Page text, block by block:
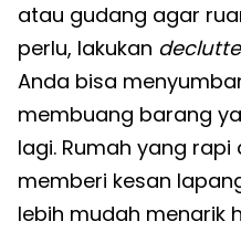
atau gudang agar
perlu, lakukan
Anda bisa
membuang barang
lagi. Rumah yang rapi
memberi kesan
lebih mudah menarik